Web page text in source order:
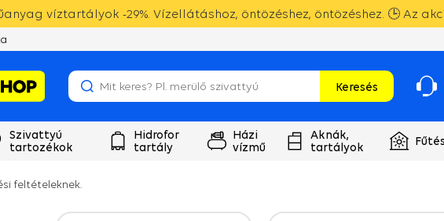
víztartályok -29%. Vízellátáshoz, öntözéshez, öntözéshez. 🕒 Az
Keresés
Szivattyú
tartozékok
Hidrofor
tartály
Házi
vízmű
Aknák,
tartályok
Fűtés
feltételeknek.